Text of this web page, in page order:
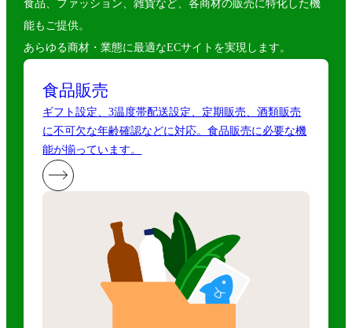
食品、ファッション、雑貨など、各商材の販売に特化した機
能もご提供。
あらゆる商材・業態に最適なECサイトを実現します。
食品販売
ギフト設定、3温度帯配送設定、定期販売、酒類販売
に不可欠な年齢確認などに対応。食品販売に必要な機
能が揃っています。